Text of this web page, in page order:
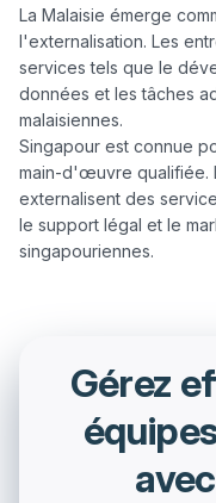
La Malaisie émerge
l'externalisation. Les
services tels que le
données et les tâches
malaisiennes.
Singapour est connue
main-d'œuvre qualifiée.
externalisent des
le support légal et le
Gérez